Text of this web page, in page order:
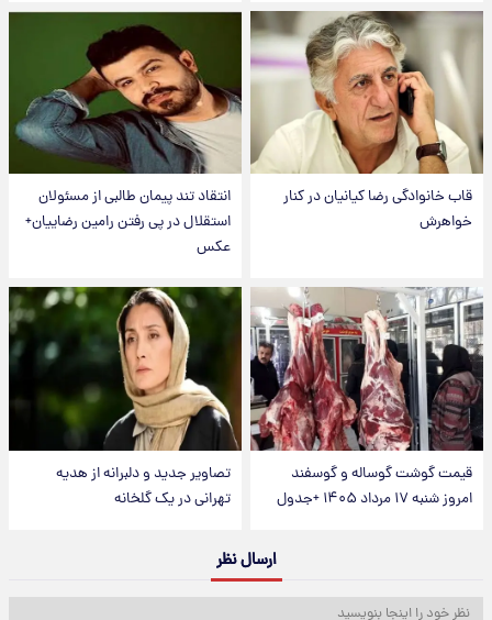
قاب خانوادگی رضا کیانیان در کنار
خواهرش
انتقاد تند پیمان طالبی از مسئولان
استقلال در پی رفتن رامین رضاییان+
عکس
قیمت گوشت گوساله و گوسفند
امروز شنبه ۱۷ مرداد ۱۴۰۵ +جدول
تصاویر جدید و دلبرانه از هدیه
تهرانی در یک گلخانه
ارسال نظر